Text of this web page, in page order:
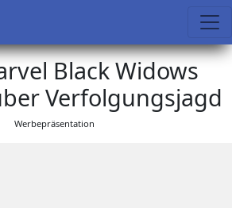
Black Widows
Verfolgungsjagd
Werbepräsentation